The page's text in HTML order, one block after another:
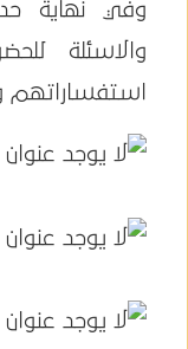
وفي نهاية
والاسئلة
استفساراتهم